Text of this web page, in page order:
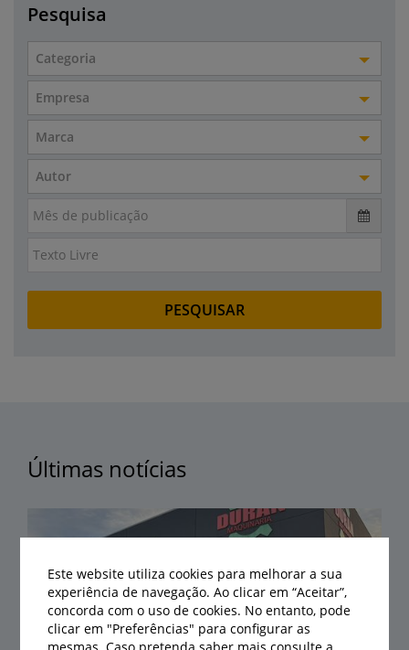
Pesquisa
Categoria
Empresa
Marca
Autor
Últimas notícias
Este website utiliza cookies para melhorar a sua
experiência de navegação. Ao clicar em “Aceitar”,
concorda com o uso de cookies. No entanto, pode
clicar em "Preferências" para configurar as